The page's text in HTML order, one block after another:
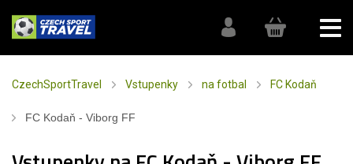
CzechSportTravel Vstupenky na fotbal FC Kodaň
FC Kodaň - Viborg FF